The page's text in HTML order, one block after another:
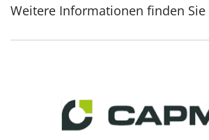
Weitere Informationen finden Sie